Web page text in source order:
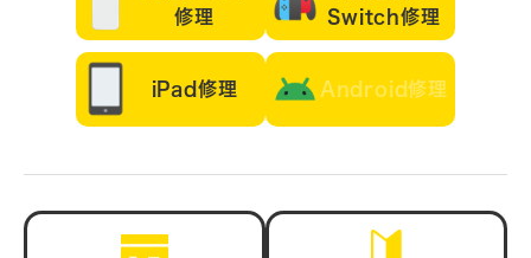
修理
Switch修理
iPad修理 Android修理